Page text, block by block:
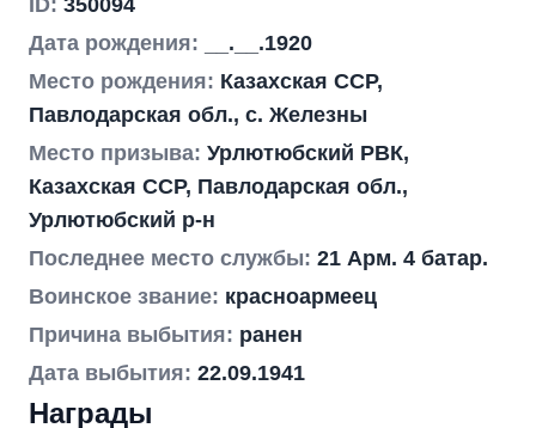
ID: 350094
Дата рождения:
__.__.1920
Место рождения: Казахская ССР,
Павлодарская обл., с. Железны
Место призыва: Урлютюбский РВК,
Казахская ССР, Павлодарская обл.,
Урлютюбский р-н
Последнее место службы: 21 Арм. 4 батар.
Воинское звание: красноармеец
Причина выбытия: ранен
Дата выбытия: 22.09.1941
Награды